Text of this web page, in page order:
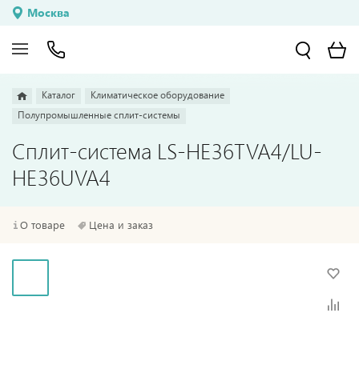
Москва
Каталог
Климатическое оборудование
Полупромышленные сплит-системы
Сплит-система LS-HE36TVA4/LU-
HE36UVA4
О товаре Цена и заказ